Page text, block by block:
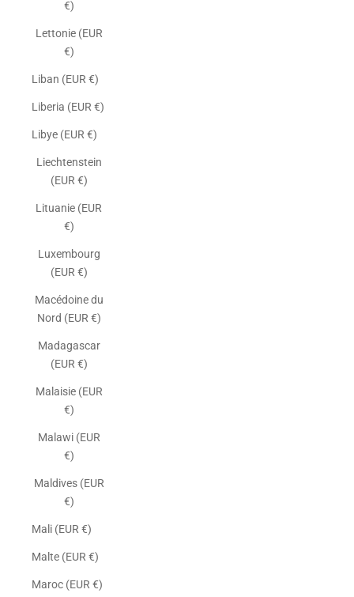
€)
Lettonie (EUR
€)
Liban (EUR €)
Liberia (EUR €)
Libye (EUR €)
Liechtenstein
(EUR €)
Lituanie (EUR
€)
Luxembourg
(EUR €)
Macédoine du
Nord (EUR €)
Madagascar
(EUR €)
Malaisie (EUR
€)
Malawi (EUR
€)
Maldives (EUR
€)
Mali (EUR €)
Malte (EUR €)
Maroc (EUR €)